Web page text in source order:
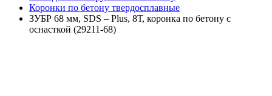
Коронки по бетону твердосплавные
ЗУБР 68 мм, SDS – Plus, 8Т, коронка по бетону с
оснасткой (29211-68)